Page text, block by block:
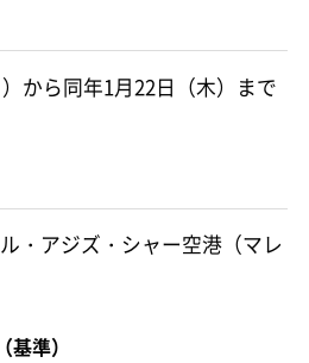
から同年1月22日（木）まで
・アジズ・シャー空港（マレ
準）